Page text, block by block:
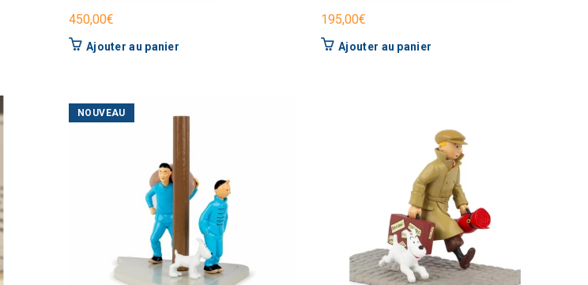
450,00€
Ajouter au panier
195,00€
Ajouter au panier
NOUVEAU